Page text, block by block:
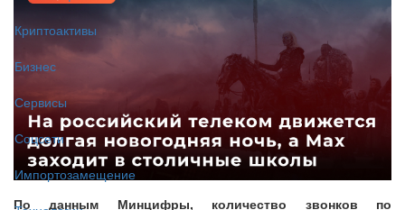
Криптоактивы
Бизнес
Сервисы
Соцсети
Импортозамещение
По данным Минцифры, количество звонков по